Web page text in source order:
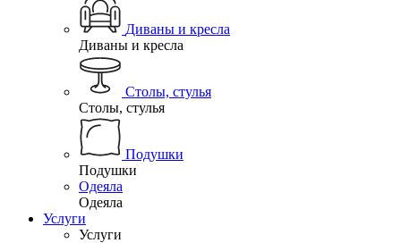
Диваны и кресла
Диваны и кресла
Столы, стулья
Столы, стулья
Подушки
Подушки
Одеяла
Одеяла
Услуги
Услуги